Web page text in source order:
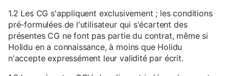
1.2 Les CG s'appliquent exclusivement ; les conditions
pré-formulées de l'utilisateur qui s'écartent des
présentes CG ne font pas partie du contrat, même si
Holidu en a connaissance, à moins que Holidu
n'accepte expressément leur validité par écrit.